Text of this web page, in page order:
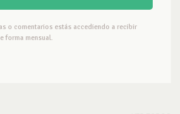
o comentarios estás accediendo a recibir
forma mensual.